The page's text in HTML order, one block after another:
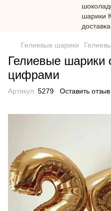
Гелиевые шарики
Гелиевые шарики
цифрами
Артикул: 5279 Оставить отзыв